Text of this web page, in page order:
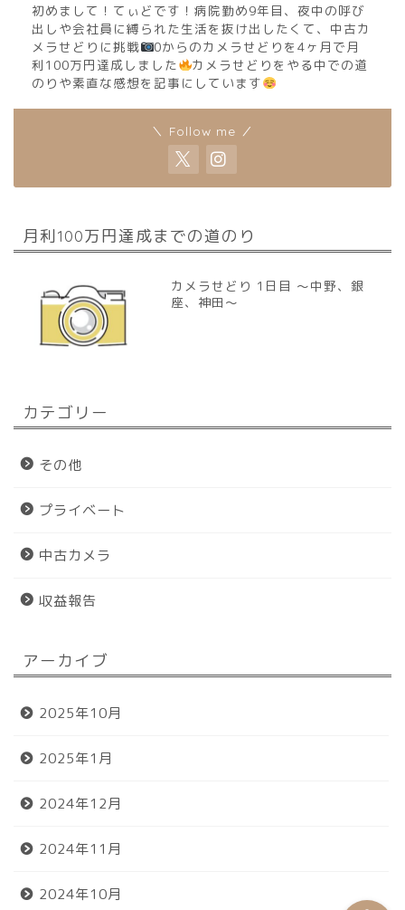
初めまして！てぃどです！病院勤め9年目、夜中の呼び
出しや会社員に縛られた生活を抜け出したくて、中古カ
メラせどりに挑戦
0からのカメラせどりを4ヶ月で月
利100万円達成しました
カメラせどりをやる中での道
のりや素直な感想を記事にしています
＼ Follow me ／
月利100万円達成までの道のり
カメラせどり 1日目 〜中野、銀
座、神田〜
カテゴリー
その他
プライベート
中古カメラ
収益報告
アーカイブ
2025年10月
2025年1月
2024年12月
2024年11月
2024年10月